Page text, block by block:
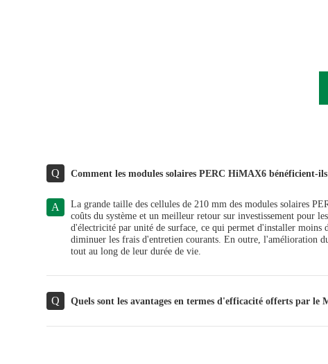
Q Comment les modules solaires PERC HiMAX6 bénéficient-
A
La grande taille des cellules de 210 mm des modules solaires
coûts du système et un meilleur retour sur investissement pour
d'électricité par unité de surface, ce qui permet d'installer moins
diminuer les frais d'entretien courants. En outre, l'amélioration
tout au long de leur durée de vie.
Q Quels sont les avantages en termes d'efficacité offerts par